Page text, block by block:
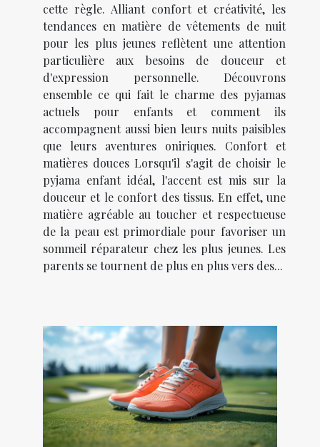
cette règle. Alliant confort et créativité, les
tendances en matière de vêtements de nuit
pour les plus jeunes reflètent une attention
particulière aux besoins de douceur et
d'expression personnelle. Découvrons
ensemble ce qui fait le charme des pyjamas
actuels pour enfants et comment ils
accompagnent aussi bien leurs nuits paisibles
que leurs aventures oniriques. Confort et
matières douces Lorsqu'il s'agit de choisir le
pyjama enfant idéal, l'accent est mis sur la
douceur et le confort des tissus. En effet, une
matière agréable au toucher et respectueuse
de la peau est primordiale pour favoriser un
sommeil réparateur chez les plus jeunes. Les
parents se tournent de plus en plus vers des...